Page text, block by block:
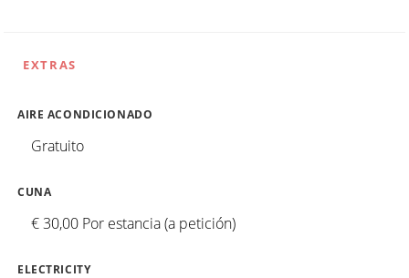
EXTRAS
AIRE ACONDICIONADO
Gratuito
CUNA
€ 30,00 Por estancia (a petición)
ELECTRICITY